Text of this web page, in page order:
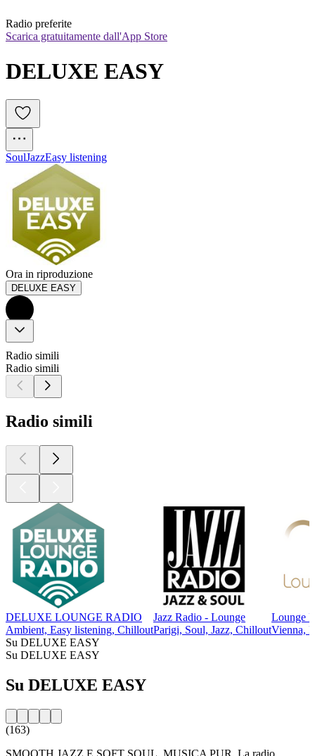
Radio preferite
Scarica gratuitamente dall'App Store
DELUXE EASY
SoulJazzEasy listening
Ora in riproduzione
DELUXE EASY
Radio simili
Radio simili
Radio simili
DELUXE LOUNGE RADIO
Ambient, Easy listening, Chillout
Jazz Radio - Lounge
Parigi, Soul, Jazz, Chillout
Lounge
Vienna,
Su DELUXE EASY
Su DELUXE EASY
Su DELUXE EASY
(163)
SMOOTH JAZZ E SOFT SOUL. MUSICA PUR. La radio